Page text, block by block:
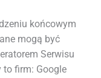
końcowym
mogą być
Serwisu
to firm: Google